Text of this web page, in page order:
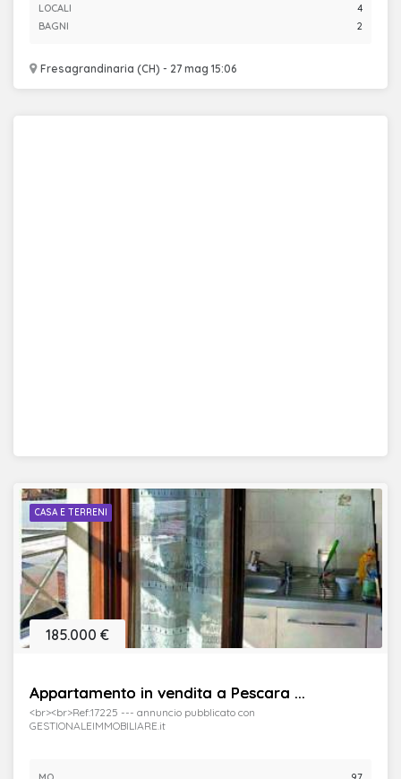
Fresagrandinaria (CH) - 27 mag 15:06
LOCALI
4
BAGNI
2
CASA E TERRENI
Appartamento in vendita a Pescara ...
185.000 €
<br><br>Ref:17225 --- annuncio pubblicato con
GESTIONALEIMMOBILIARE.it